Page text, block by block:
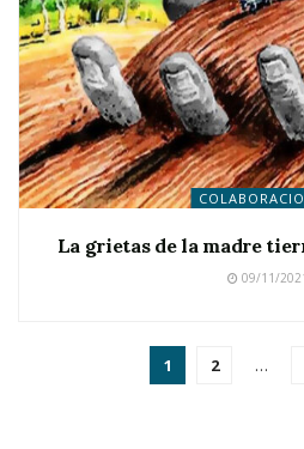
La grietas de la madre
09/11/
1 2 …